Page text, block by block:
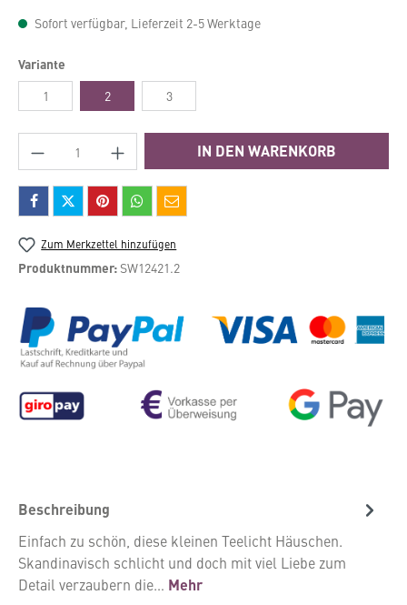
Sofort verfügbar, Lieferzeit 2-5 Werktage
Variante
1
2 3
Produkt Anzahl: Gib den gewünschten
IN DEN WARENKORB
Zum Merkzettel hinzufügen
Produktnummer: SW12421.2
Beschreibung
Einfach zu schön, diese kleinen Teelicht Häuschen.
Skandinavisch schlicht und doch mit viel Liebe zum
Detail verzaubern die… Mehr